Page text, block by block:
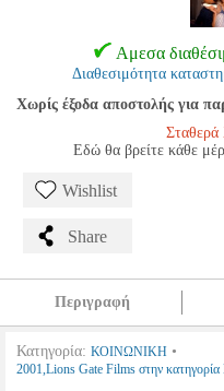
Αμεσα
Διαθεσιμότητα
Χωρίς έξοδα αποστολής για
Σταθερά
Εδώ θα βρείτε κάθε
Wishlist
Share
Περιγραφή
Κατηγορία: ΚΟΙΝΩΝΙΚΗ •
2001,Lions Gate Films στην